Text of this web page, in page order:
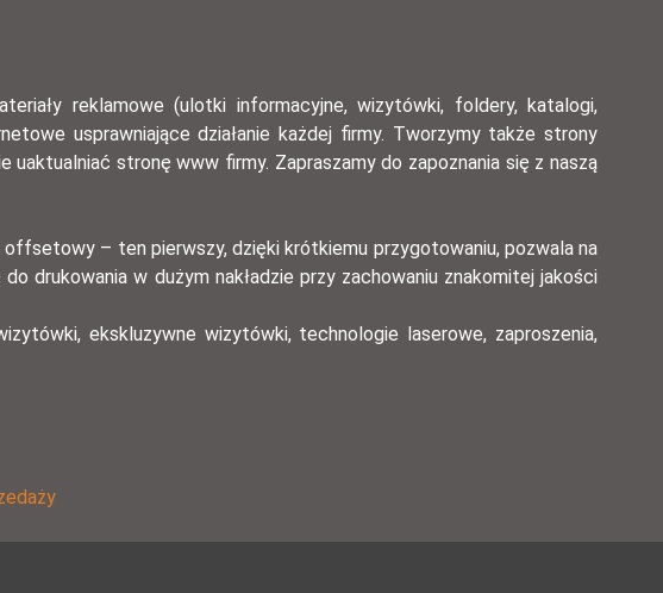
reklamowe (ulotki informacyjne, wizytówki, foldery, katalogi,
usprawniające działanie każdej firmy. Tworzymy także strony
stronę www firmy. Zapraszamy do zapoznania się z naszą
– ten pierwszy, dzięki krótkiemu przygotowaniu, pozwala na
drukowania w dużym nakładzie przy zachowaniu znakomitej jakości
ekskluzywne wizytówki, technologie laserowe, zaproszenia,